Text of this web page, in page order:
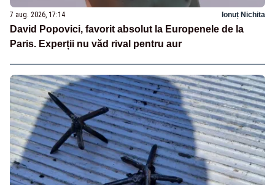
7 aug. 2026, 17:14 Ionuț Nichita
David Popovici, favorit absolut la Europenele de la
Paris. Experții nu văd rival pentru aur